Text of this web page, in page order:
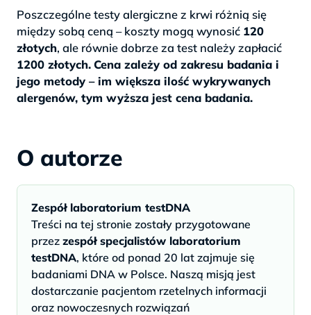
Poszczególne testy alergiczne z krwi różnią się
między sobą ceną – koszty mogą wynosić 120
złotych, ale równie dobrze za test należy zapłacić
1200 złotych.Cena zależy od zakresu badania i
jego metody – im większa ilość wykrywanych
alergenów, tym wyższa jest cena badania.
O autorze
Zespół laboratorium testDNA
Treści na tej stronie zostały przygotowane
przez zespół specjalistów laboratorium
testDNA, które od ponad 20 lat zajmuje się
badaniami DNA w Polsce. Naszą misją jest
dostarczanie pacjentom rzetelnych informacji
oraz nowoczesnych rozwiązań